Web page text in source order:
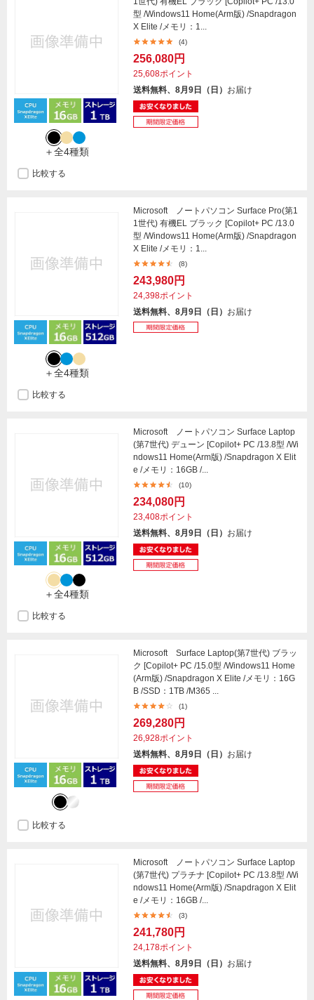
＋全4種類
型 /Windows11 Home(Arm版) /Snapdragon
X Elite /メモリ：1...
(4)
256,080円
25,608ポイント
送料無料、8月9日（日） お届け
比較する
＋全4種類
Microsoft ノートパソコン Surface Pro(第1
1世代) 有機EL ブラック [Copilot+ PC /13.0
型 /Windows11 Home(Arm版) /Snapdragon
X Elite /メモリ：1...
(8)
243,980円
24,398ポイント
送料無料、8月9日（日） お届け
比較する
＋全4種類
Microsoft ノートパソコン Surface Laptop
(第7世代) デューン [Copilot+ PC /13.8型 /Wi
ndows11 Home(Arm版) /Snapdragon X Elit
e /メモリ：16GB /...
(10)
234,080円
23,408ポイント
送料無料、8月9日（日） お届け
比較する
Microsoft Surface Laptop(第7世代) ブラッ
ク [Copilot+ PC /15.0型 /Windows11 Home
(Arm版) /Snapdragon X Elite /メモリ：16G
B /SSD：1TB /M365 ...
(1)
269,280円
26,928ポイント
送料無料、8月9日（日） お届け
比較する
Microsoft ノートパソコン Surface Laptop
(第7世代) プラチナ [Copilot+ PC /13.8型 /Wi
ndows11 Home(Arm版) /Snapdragon X Elit
e /メモリ：16GB /...
(3)
241,780円
24,178ポイント
送料無料、8月9日（日） お届け